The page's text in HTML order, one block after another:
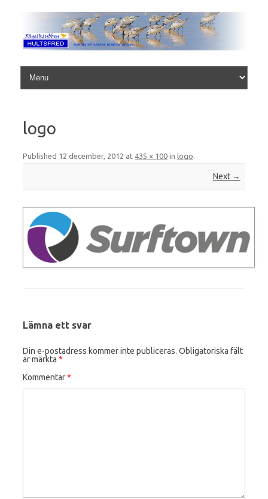
Skip to content
logo
Published 12 december, 2012 at 435 × 100 in logo
Next →
Lämna ett svar
Din e-postadress kommer inte publiceras. Obligatoriska fält
är märkta *
Kommentar*